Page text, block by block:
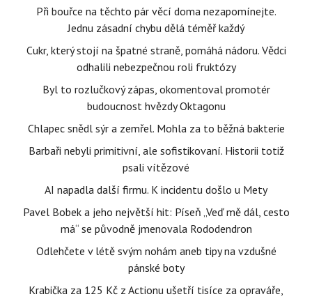
Při bouřce na těchto pár věcí doma nezapomínejte.
Jednu zásadní chybu dělá téměř každý
Cukr, který stojí na špatné straně, pomáhá nádoru. Vědci
odhalili nebezpečnou roli fruktózy
Byl to rozlučkový zápas, okomentoval promotér
budoucnost hvězdy Oktagonu
Chlapec snědl sýr a zemřel. Mohla za to běžná bakterie
Barbaři nebyli primitivní, ale sofistikovaní. Historii totiž
psali vítězové
AI napadla další firmu. K incidentu došlo u Mety
Pavel Bobek a jeho největší hit: Píseň „Veď mě dál, cesto
má“ se původně jmenovala Rododendron
Odlehčete v létě svým nohám aneb tipy na vzdušné
pánské boty
Krabička za 125 Kč z Actionu ušetří tisíce za opraváře,